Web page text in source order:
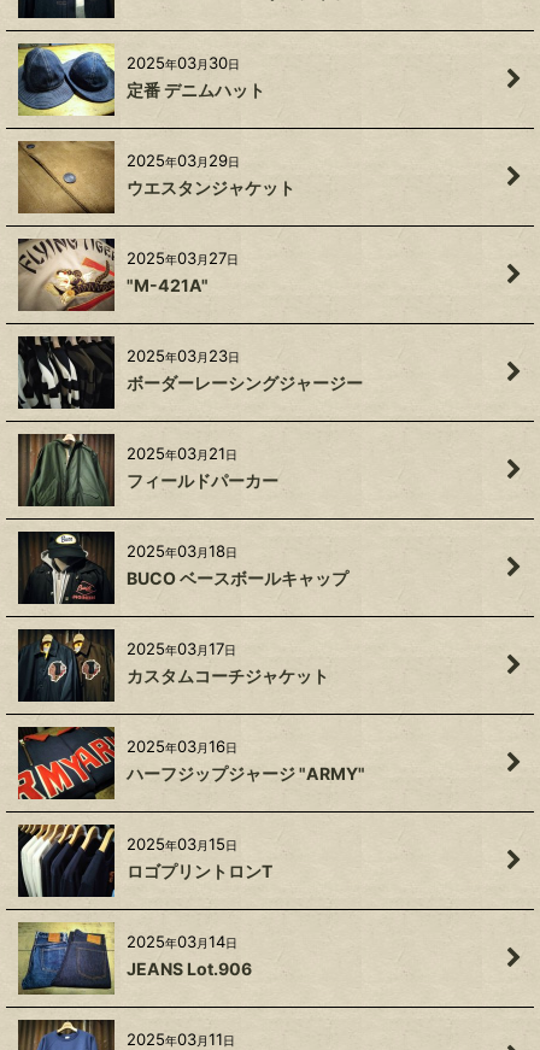
2025年03月 30日
定番 デニムハット
2025年03月 29日
ウエスタンジャケット
2025年03月 27日
"M-421A"
2025年03月 23日
ボーダーレーシングジャージー
2025年03月 21日
フィールドパーカー
2025年03月18日
BUCO ベースボールキャップ
2025年03月17日
カスタムコーチジャケット
2025年03月16日
ハーフジップジャージ "ARMY"
2025年03月15日
ロゴプリントロンT
2025年03月14日
JEANS Lot.906
2025年03月11日